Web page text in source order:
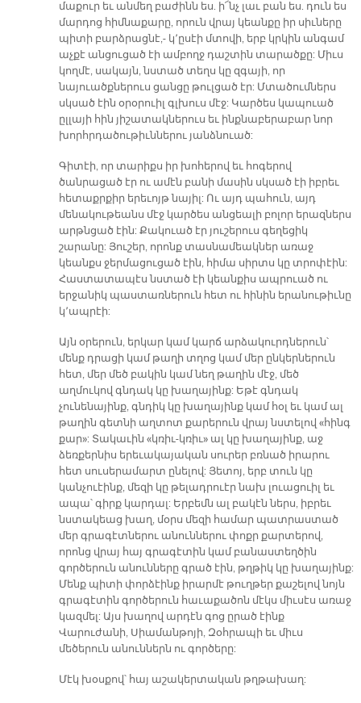
մաքուր եւ անմեղ բաժինն ես. ի՜նչ լաւ բան ես. դուն ես
մարդոց հիմնաքարը, որուն վրայ կեանքը իր սիւները
պիտի բարձրացնէ,- կ՚ըսէի մտովի, երբ կրկին անգամ
աչքէ անցուցած էի ամբողջ դաշտին տարածքը: Միւս
կողմէ, սակայն, նստած տեղս կը զգայի, որ
նայուածքներուս ցանցը թուլցած էր: Մտածումներս
սկսած էին օրօրուիլ գլխուս մէջ: Կարծես կապուած
ըլլայի հին յիշատակներուս եւ ինքնաբերաբար նոր
խորհրդածութիւններու յանձնուած:
Գիտէի, որ տարիքս իր խոհերով եւ հոգերով
ծանրացած էր ու ամէն բանի մասին սկսած էի իբրեւ
հետաքրքիր երեւոյթ նայիլ: Ու այդ պահուն, այդ
մենակութեանս մէջ կարծես անցեալի բոլոր երազներս
արթնցած էին: Քակուած էր յուշերուս գեղեցիկ
շարանը: Յուշեր, որոնք տասնամեակներ առաջ
կեանքս ջերմացուցած էին, հիմա սիրտս կը տրոփէին:
Հաստատապէս նստած էի կեանքիս ապրուած ու
երջանիկ պաստառներուն հետ ու հինին երանութիւնը
կ՚ապրէի:
Այն օրերուն, երկար կամ կարճ արձակուրդներուն՝
մենք դրացի կամ թաղի տղոց կամ մեր ընկերներուն
հետ, մեր մեծ բակին կամ նեղ թաղին մէջ, մեծ
աղմուկով գնդակ կը խաղայինք: Եթէ գնդակ
չունենայինք, գնդիկ կը խաղայինք կամ հօլ եւ կամ ալ
թաղին գետնի աղտոտ քարերուն վրայ նստելով «հինգ
քար»: Տակաւին «կռիւ-կռիւ» ալ կը խաղայինք, աջ
ձեռքերնիս երեւակայական սուրեր բռնած իրարու
հետ սուսերամարտ ընելով: Յետոյ, երբ տուն կը
կանչուէինք, մեզի կը թելադրուէր նախ լուացուիլ եւ
ապա՝ գիրք կարդալ: Երբեմն ալ բակէն ներս, իբրեւ
նստակեաց խաղ, մօրս մեզի համար պատրաստած
մեր գրագէտներու անուններու փոքր քարտերով,
որոնց վրայ հայ գրագէտին կամ բանաստեղծին
գործերուն անունները գրած էին, թղթիկ կը խաղայինք:
Մենք պիտի փորձէինք իրարմէ թուղթեր քաշելով նոյն
գրագէտին գործերուն հաւաքածոն մէկս միւսէս առաջ
կազմել: Այս խաղով արդէն գոց ըրած էինք
Վարուժանի, Սիամանթոյի, Զօհրապի եւ միւս
մեծերուն անուններն ու գործերը:
Մէկ խօսքով՝ հայ աշակերտական թղթախաղ: